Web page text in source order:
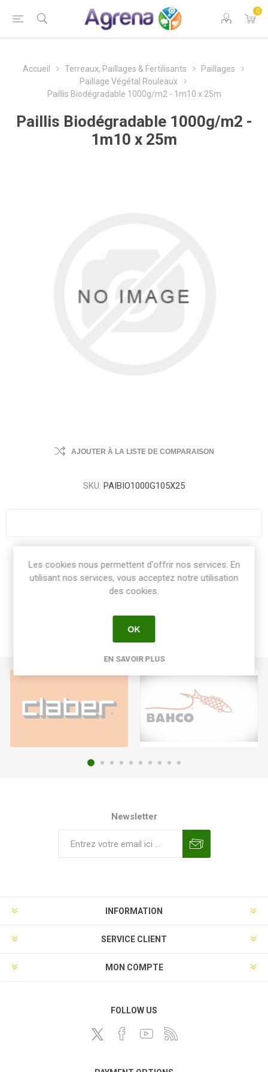
0
Accueil Terreaux, Paillages & Fertilisants
Paillages
Paillage Végétal Rouleaux
Paillis Biodégradable 1000g/m2 - 1m10 x 25m
Paillis Biodégradable 1000g/m2 -
1m10 x 25m
AJOUTER À LA LISTE DE COMPARAISON
SKU: PAIBIO1000G105X25
Share:
Newsletter
INFORMATION
SERVICE CLIENT
MON COMPTE
FOLLOW US
Les cookies nous permettent d'offrir nos services. En
utilisant nos services, vous acceptez notre utilisation
des cookies.
OK
EN SAVOIR PLUS